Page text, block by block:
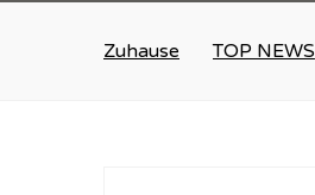
Zuhause TOP NEWS